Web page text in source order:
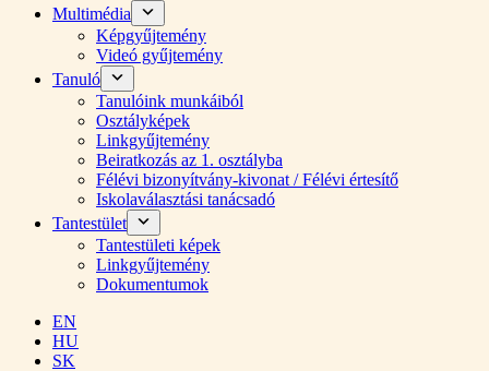
Multimédia
Képgyűjtemény
Videó gyűjtemény
Tanuló
Tanulóink munkáiból
Osztályképek
Linkgyűjtemény
Beiratkozás az 1. osztályba
Félévi bizonyítvány-kivonat / Félévi értesítő
Iskolaválasztási tanácsadó
Tantestület
Tantestületi képek
Linkgyűjtemény
Dokumentumok
EN
HU
SK